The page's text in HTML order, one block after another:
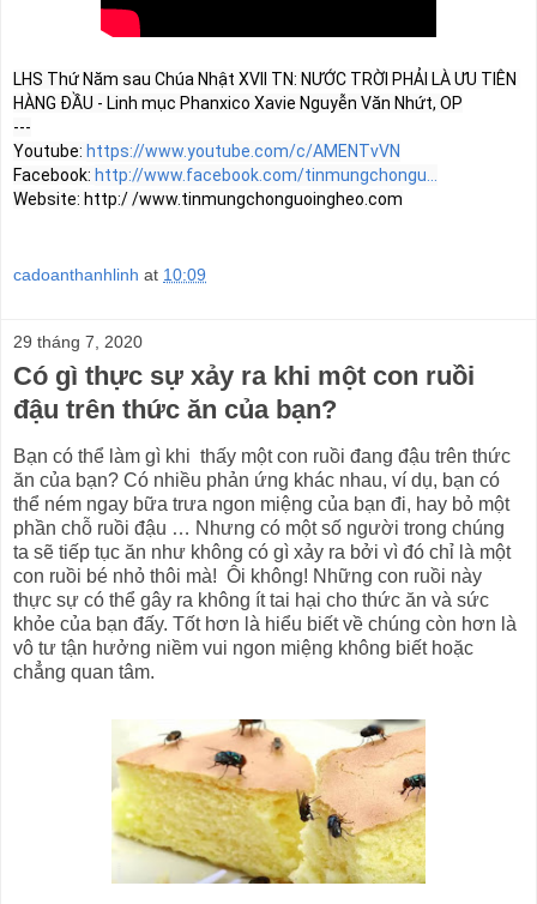
LHS Thứ Năm sau Chúa Nhật XVII TN: NƯỚC TRỜI PHẢI LÀ ƯU TIÊN
HÀNG ĐẦU - Linh mục Phanxico Xavie Nguyễn Văn Nhứt, OP
---
Youtube: https://www.youtube.com/c/AMENTvVN
Facebook: http://www.facebook.com/tinmungchongu...
cadoanthanhlinh at 10:09
29 tháng 7, 2020
Có gì thực sự xảy ra khi một con ruồi
đậu trên thức ăn của bạn?
Bạn có thể làm gì khi thấy một con ruồi đang đậu trên thức
ăn của bạn? Có nhiều phản ứng khác nhau, ví dụ, bạn có
thể ném ngay bữa trưa ngon miệng của bạn đi, hay bỏ một
phần chỗ ruồi đậu … Nhưng có một số người trong chúng
ta sẽ tiếp tục ăn như không có gì xảy ra bởi vì đó chỉ là một
con ruồi bé nhỏ thôi mà! Ôi không! Những con ruồi này
thực sự có thể gây ra không ít tai hại cho thức ăn và sức
khỏe của bạn đấy. Tốt hơn là hiểu biết về chúng còn hơn là
vô tư tận hưởng niềm vui ngon miệng không biết hoặc
chẳng quan tâm.